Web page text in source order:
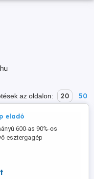
az oldalon: 20 50
eladó
600-as 90%-os
esztergagép